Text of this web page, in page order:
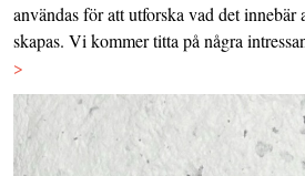
användas för att utforska vad det
skapas. Vi kommer titta på några
>